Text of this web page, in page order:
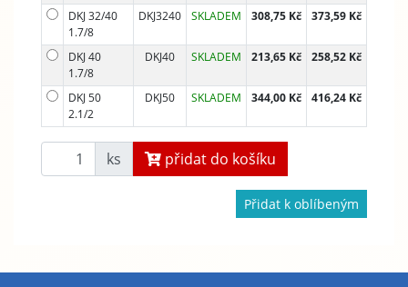
DKJ 32/40
1.7/8
DKJ3240 SKLADEM 308,75 Kč 373,59 Kč
DKJ 40
1.7/8
DKJ40 SKLADEM 213,65 Kč 258,52 Kč
DKJ 50
2.1/2
DKJ50 SKLADEM 344,00 Kč 416,24 Kč
ks přidat do košíku
Přidat k oblíbeným